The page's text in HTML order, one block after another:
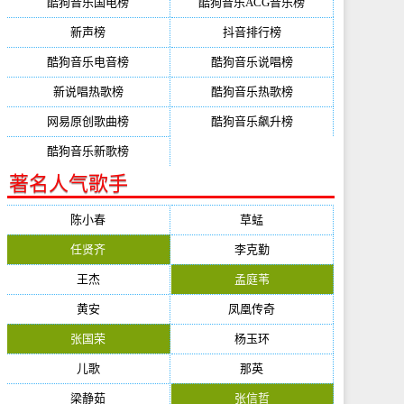
新声榜 抖音排行榜
酷狗音乐电音榜 酷狗音乐说唱榜
新说唱热歌榜 酷狗音乐热歌榜
网易原创歌曲榜 酷狗音乐飙升榜
酷狗音乐新歌榜
著名人气歌手
陈小春 草蜢
任贤齐 李克勤
王杰 孟庭苇
黄安 凤凰传奇
张国荣 杨玉环
儿歌 那英
梁静茹 张信哲